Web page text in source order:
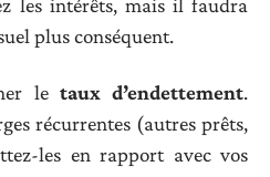
les intérêts, mais il faudra
plus conséquent.
le taux d’endettement.
récurrentes (autres prêts,
les en rapport avec vos